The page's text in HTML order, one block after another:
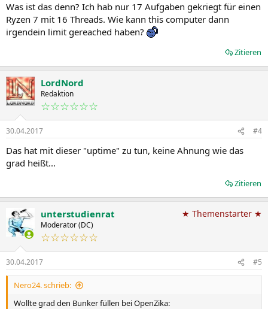
Was ist das denn? Ich hab nur 17 Aufgaben gekriegt für einen
Ryzen 7 mit 16 Threads. Wie kann this computer dann
irgendein limit gereached haben?
Zitieren
LordNord
Redaktion
☆☆☆☆☆☆
30.04.2017 #4
Das hat mit dieser "uptime" zu tun, keine Ahnung wie das
grad heißt...
Zitieren
unterstudienrat
Moderator (DC)
☆☆☆☆☆☆
★ Themenstarter ★
30.04.2017 #5
Nero24. schrieb:
Wollte grad den Bunker füllen bei OpenZika: